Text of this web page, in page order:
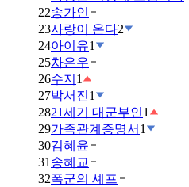
22송가인
23사랑이 온다2
24아이유1
25차은우
26수지 1
27박서진1
2821세기 대군부인1
29가족관계증명서 1
30김혜윤
31 송혜교
32폭군의 셰프